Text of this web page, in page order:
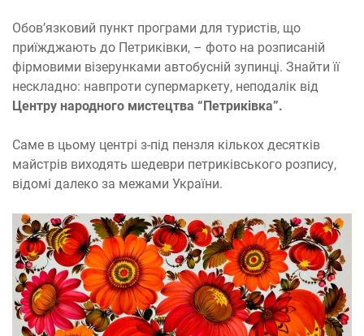
Обов’язковий пункт програми для туристів, що
приїжджають до Петриківки, – фото на розписаній
фірмовими візерунками автобусній зупинці. Знайти її
нескладно: навпроти супермаркету, неподалік від
Центру народного мистецтва “Петриківка”.
Саме в цьому центрі з-під пензля кількох десятків
майстрів виходять шедеври петриківського розпису,
відомі далеко за межами України.